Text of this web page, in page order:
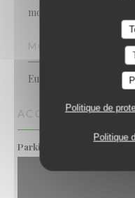
Politique de
Politique
mobilité réduite,
MOYENS DE
Eurocard/Mastercard,
ACCÈS
Parking